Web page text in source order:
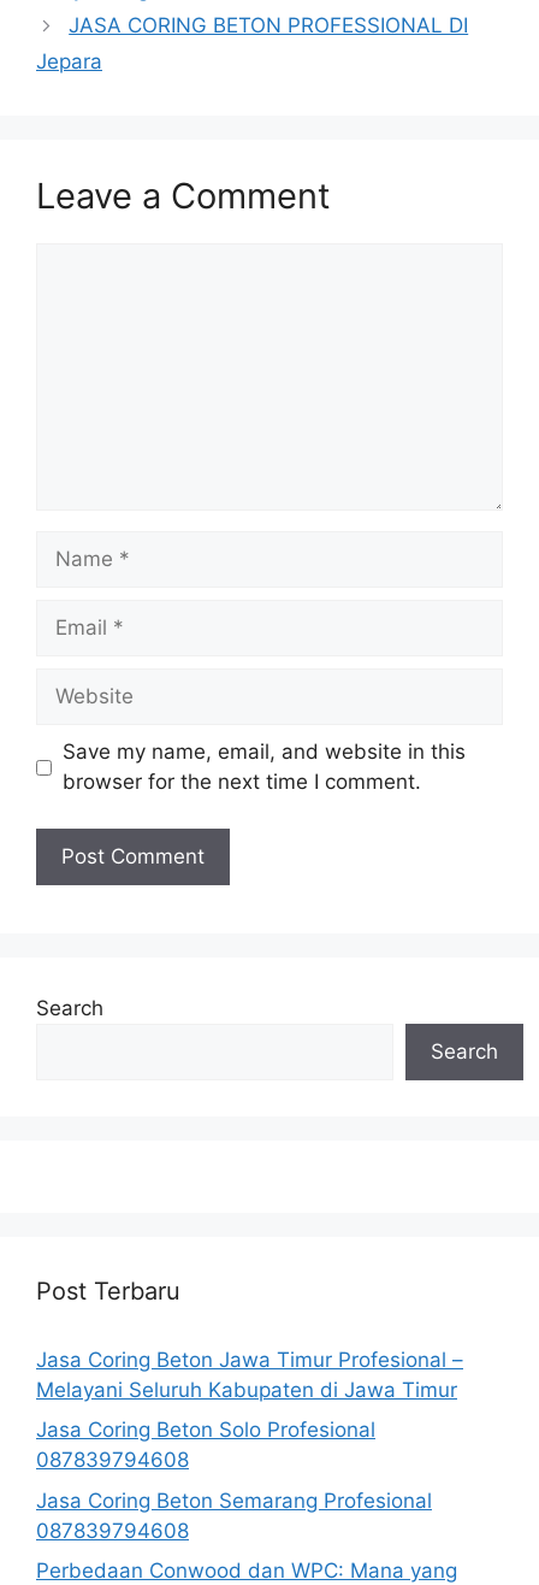
JASA CORING BETON PROFESSIONAL DI
Jepara
Leave a Comment
Name
Email
Website
Save my name, email, and website in this
browser for the next time I comment.
Search
Search
Post Terbaru
Jasa Coring Beton Jawa Timur Profesional –
Melayani Seluruh Kabupaten di Jawa Timur
Jasa Coring Beton Solo Profesional
087839794608
Jasa Coring Beton Semarang Profesional
087839794608
Perbedaan Conwood dan WPC: Mana yang